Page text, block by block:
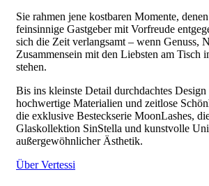
Sie rahmen jene kostbaren Momente,
feinsinnige Gastgeber mit Vorfreude
sich die Zeit verlangsamt – wenn Genuss,
Zusammensein mit den Liebsten am Tisch
stehen.
Bis ins kleinste Detail durchdachtes
hochwertige Materialien und zeitlose
die exklusive Besteckserie MoonLashes,
Glaskollektion SinStella und kunstvolle
außergewöhnlicher Ästhetik.
Über Vertessi